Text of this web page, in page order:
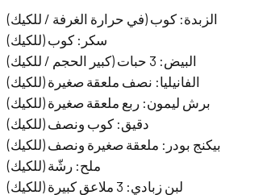
الزبدة: كوب (في حرارة الغرفة / للكيك)
سكر: كوب (للكيك)
البيض: 3 حبات (كبير الحجم / للكيك)
الفانيليا: نصف ملعقة صغيرة (للكيك)
برش ليمون: ربع ملعقة صغيرة (للكيك)
دقيق: كوب ونصف (للكيك)
بيكنج بودر: ملعقة صغيرة ونصف (للكيك)
ملح: رشّة (للكيك)
لبن زبادي: 3 ملاعق كبيرة (للكيك)